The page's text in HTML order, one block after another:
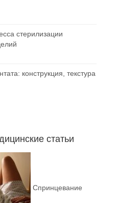
стерилизации
конструкция, текстура
статьи
Спринцевание